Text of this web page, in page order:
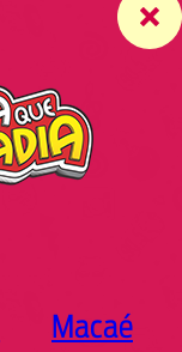
Macaé